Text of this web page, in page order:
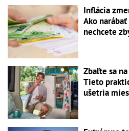
Inflácia
Ako
nechcete
Zbaľte sa
Tieto
ušetria